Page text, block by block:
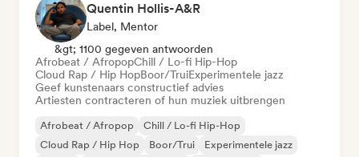
Quentin Hollis-A&R
Label, Mentor
&gt; 1100 gegeven antwoorden
Afrobeat / AfropopChill / Lo-fi Hip-Hop
Cloud Rap / Hip HopBoor/TruiExperimentele jazz
Geef kunstenaars constructief advies
Artiesten contracteren of hun muziek uitbrengen
Afrobeat / Afropop
Chill / Lo-fi Hip-Hop
Cloud Rap / Hip Hop
Boor/Trui
Experimentele jazz